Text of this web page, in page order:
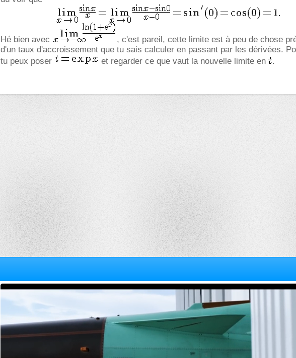
Hé bien avec
, c'est pareil, cette limite est à peu de chose
d'un taux d'accroissement que tu sais calculer en passant par les dérivées.
tu peux poser
et regarder ce que vaut la nouvelle limite en .